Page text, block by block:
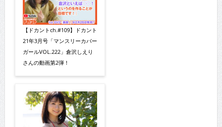
【ドカントch.#109】ドカント
21年3月号「マンスリーカバー
ガールVOL.222」倉沢しえり
さんの動画第2弾！